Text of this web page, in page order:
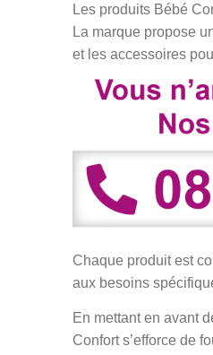
Les produits Bébé
La marque propose
et les accessoires
Chaque produit est
aux besoins
En mettant en avant
Confort s’efforce de